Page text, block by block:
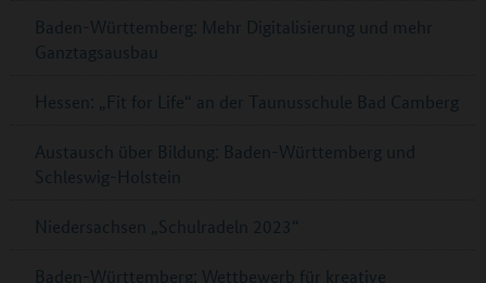
Baden-Württemberg: Mehr Digitalisierung und mehr
Ganztagsausbau
Hessen: „Fit for Life“ an der Taunusschule Bad Camberg
Austausch über Bildung: Baden-Württemberg und
Schleswig-Holstein
Niedersachsen „Schulradeln 2023“
Baden-Württemberg: Wettbewerb für kreative